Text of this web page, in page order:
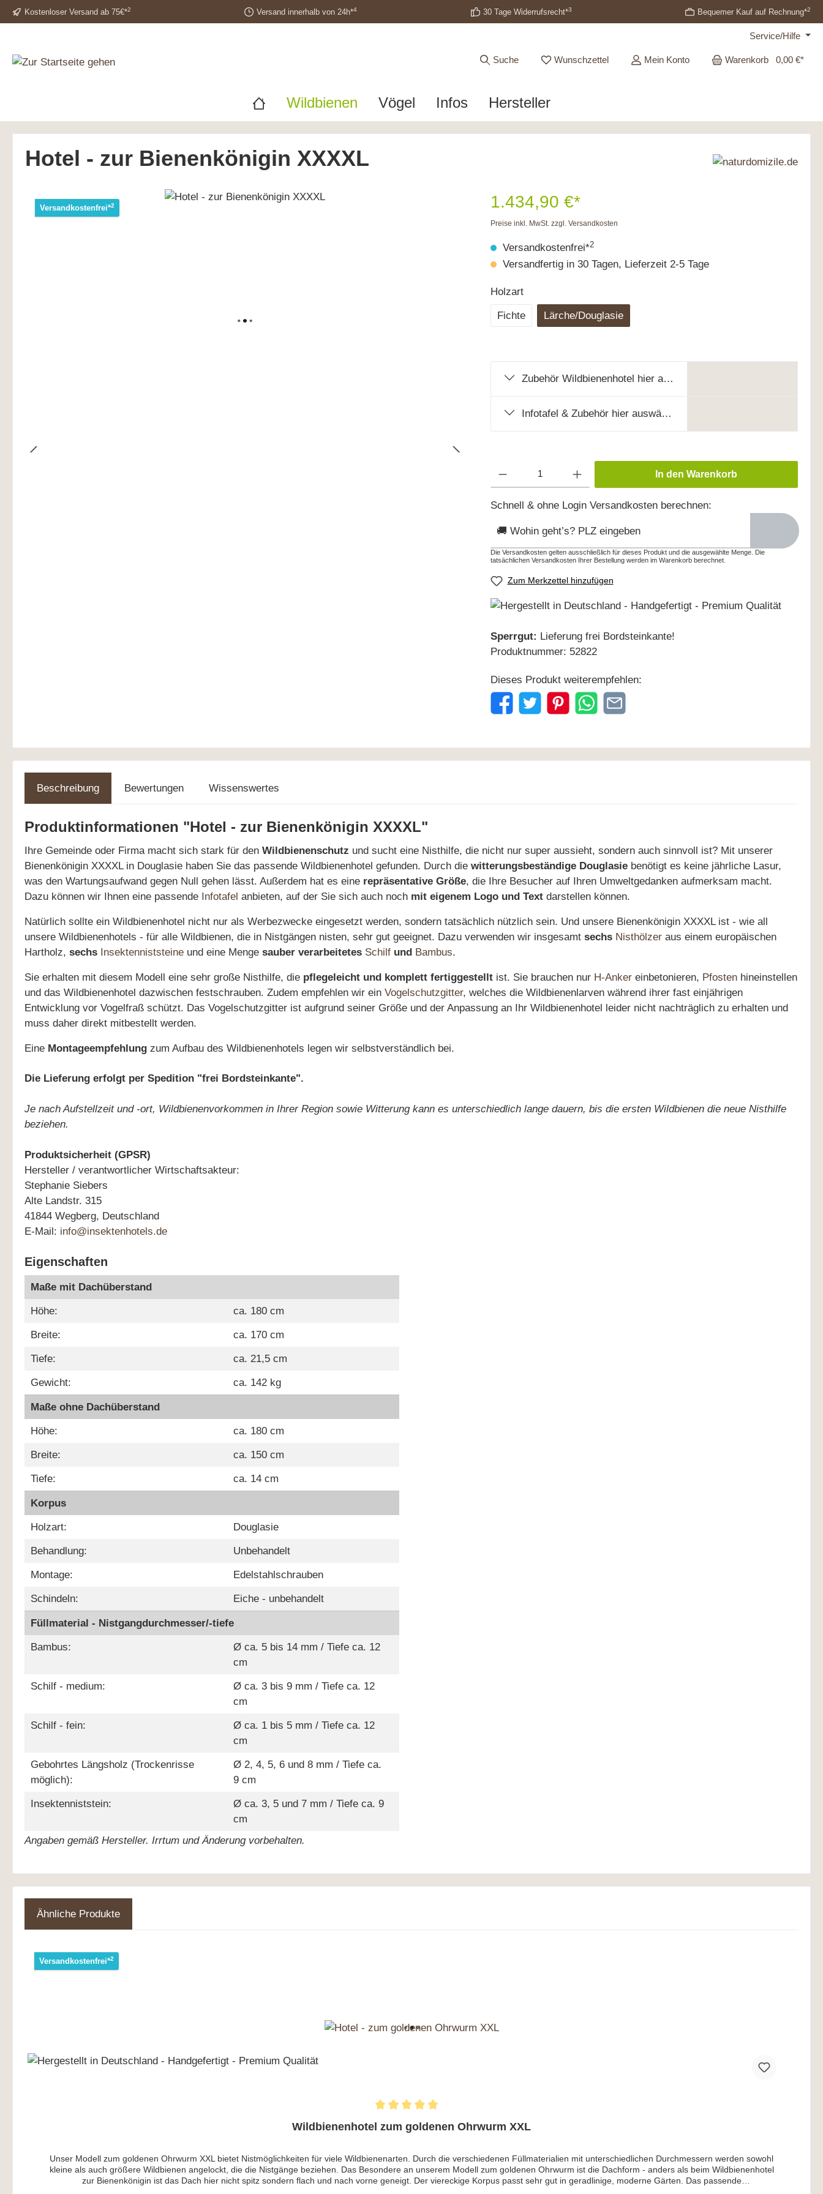
Kostenloser Versand ab 75€*2 Versand innerhalb von 24h*4 30 Tage Widerrufsrecht*3 Bequemer Kauf auf Rechnung*2
Service/Hilfe
Suche Wunschzettel Mein Konto Warenkorb 0,00 €*
Wildbienen Vögel Infos Hersteller
Hotel - zur Bienenkönigin XXXXL
Versandkostenfrei*2 1.434,90 €*
Preise inkl. MwSt. zzgl. Versandkosten
Versandkostenfrei*2
Versandfertig in 30 Tagen, Lieferzeit 2-5 Tage
Holzart
Fichte Lärche/Douglasie
Zubehör Wildbienenhotel hier auswählen
Infotafel & Zubehör hier auswählen
In den Warenkorb
Schnell & ohne Login Versandkosten berechnen:
🚚 Wohin geht’s? PLZ eingeben
Die Versandkosten gelten ausschließlich für dieses Produkt und die ausgewählte Menge. Die
tatsächlichen Versandkosten Ihrer Bestellung werden im Warenkorb berechnet.
Zum Merkzettel hinzufügen
Sperrgut: Lieferung frei Bordsteinkante!
Produktnummer: 52822
Dieses Produkt weiterempfehlen:
Beschreibung Bewertungen Wissenswertes
Produktinformationen "Hotel - zur Bienenkönigin XXXXL"
Ihre Gemeinde oder Firma macht sich stark für den Wildbienenschutz und sucht eine Nisthilfe, die nicht nur super aussieht, sondern auch sinnvoll ist? Mit unserer
Bienenkönigin XXXXL in Douglasie haben Sie das passende Wildbienenhotel gefunden. Durch die witterungsbeständige Douglasie benötigt es keine jährliche Lasur,
was den Wartungsaufwand gegen Null gehen lässt. Außerdem hat es eine repräsentative Größe, die Ihre Besucher auf Ihren Umweltgedanken aufmerksam macht.
Dazu können wir Ihnen eine passende Infotafel anbieten, auf der Sie sich auch noch mit eigenem Logo und Text darstellen können.
Natürlich sollte ein Wildbienenhotel nicht nur als Werbezwecke eingesetzt werden, sondern tatsächlich nützlich sein. Und unsere Bienenkönigin XXXXL ist - wie all
unsere Wildbienenhotels - für alle Wildbienen, die in Nistgängen nisten, sehr gut geeignet. Dazu verwenden wir insgesamt sechs Nisthölzer aus einem europäischen
Hartholz, sechs Insektenniststeine und eine Menge sauber verarbeitetes Schilf und Bambus.
Sie erhalten mit diesem Modell eine sehr große Nisthilfe, die pflegeleicht und komplett fertiggestellt ist. Sie brauchen nur H-Anker einbetonieren, Pfosten hineinstellen
und das Wildbienenhotel dazwischen festschrauben. Zudem empfehlen wir ein Vogelschutzgitter, welches die Wildbienenlarven während ihrer fast einjährigen
Entwicklung vor Vogelfraß schützt. Das Vogelschutzgitter ist aufgrund seiner Größe und der Anpassung an Ihr Wildbienenhotel leider nicht nachträglich zu erhalten und
muss daher direkt mitbestellt werden.
Eine Montageempfehlung zum Aufbau des Wildbienenhotels legen wir selbstverständlich bei.
Die Lieferung erfolgt per Spedition "frei Bordsteinkante".
Je nach Aufstellzeit und -ort, Wildbienenvorkommen in Ihrer Region sowie Witterung kann es unterschiedlich lange dauern, bis die ersten Wildbienen die neue Nisthilfe
beziehen.
Produktsicherheit (GPSR)
Hersteller / verantwortlicher Wirtschaftsakteur:
Stephanie Siebers
Alte Landstr. 315
41844 Wegberg, Deutschland
E-Mail: info@insektenhotels.de
Eigenschaften
Maße mit Dachüberstand
Höhe: ca. 180 cm
Breite: ca. 170 cm
Tiefe: ca. 21,5 cm
Gewicht: ca. 142 kg
Maße ohne Dachüberstand
Höhe: ca. 180 cm
Breite: ca. 150 cm
Tiefe: ca. 14 cm
Korpus
Holzart: Douglasie
Behandlung: Unbehandelt
Montage: Edelstahlschrauben
Schindeln: Eiche - unbehandelt
Füllmaterial - Nistgangdurchmesser/-tiefe
Bambus:
Ø ca. 5 bis 14 mm / Tiefe ca. 12
cm
Schilf - medium:
Ø ca. 3 bis 9 mm / Tiefe ca. 12
cm
Schilf - fein:
Ø ca. 1 bis 5 mm / Tiefe ca. 12
cm
Gebohrtes Längsholz (Trockenrisse
möglich):
Ø 2, 4, 5, 6 und 8 mm / Tiefe ca.
9 cm
Insektenniststein:
Ø ca. 3, 5 und 7 mm / Tiefe ca. 9
cm
Angaben gemäß Hersteller. Irrtum und Änderung vorbehalten.
Ähnliche Produkte
Versandkostenfrei*2
Wildbienenhotel zum goldenen Ohrwurm XXL
Unser Modell zum goldenen Ohrwurm XXL bietet Nistmöglichkeiten für viele Wildbienenarten. Durch die verschiedenen Füllmaterialien mit unterschiedlichen Durchmessern werden sowohl
kleine als auch größere Wildbienen angelockt, die die Nistgänge beziehen. Das Besondere an unserem Modell zum goldenen Ohrwurm ist die Dachform - anders als beim Wildbienenhotel
zur Bienenkönigin ist das Dach hier nicht spitz sondern flach und nach vorne geneigt. Der viereckige Korpus passt sehr gut in geradlinige, moderne Gärten. Das passende